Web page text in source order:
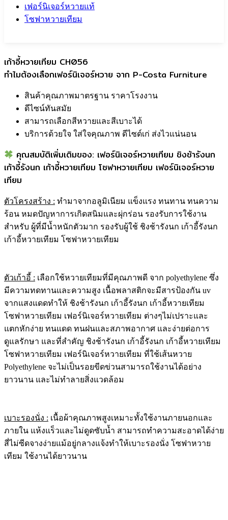
เฟอร์นิเจอร์หวายแท้
โซฟาหวายเทียม
เก้าอี้หวายเทียม CH056
ทำไมต้องเลือกเฟอร์นิเจอร์หวาย จาก P-Costa Furniture
สินค้าคุณภาพมาตรฐาน ราคาโรงงาน
ดีไซน์ทันสมัย
สามารถเลือกสีหวายและสีเบาะได้
บริการด้วยใจ ใส่ใจคุณภาพ ดีไซด์เก่ ส่งไวแน่นอน
คุณสมบัติเพิ่มเติมของ: เฟอร์นิเจอร์หวายเทียม ชิงช้ารังนก
เก้าอี้รังนก เก้าอี้หวายเทียม โซฟาหวายเทียม เฟอร์นิเจอร์หวาย
เทียม
ตัวโครงสร้าง : ทำมาจากอลูมิเนียม แข็งแรง ทนทาน ทนความ
ร้อน หมดปัญหาการเกิดสนิมและผุ่กร่อน รองรับการใช้งาน
สำหรับ ผู้ที่มีน้ำหนักตัวมาก รองรับผู้ใช้ ชิงช้ารังนก เก้าอี้รังนก
เก้าอี้หวายเทียม โซฟาหวายเทียม
ตัวเก้าอี้ : เลือกใช้หวายเทียมที่มีคุณภาพดี จาก polyethylene ซึ่ง
มีความทดทานและความสูง เนื้อพลาสติกจะมีสารป้องกัน uv
จากแสงแดดทำให้ ชิงช้ารังนก เก้าอี้รังนก เก้าอี้หวายเทียม
โซฟาหวายเทียม เฟอร์นิเจอร์หวายเทียม ต่างๆไม่เปราะและ
แตกหักง่าย ทนแดด ทนฝนและสภาพอากาศ และง่ายต่อการ
ดูแลรักษา และที่สำคัญ ชิงช้ารังนก เก้าอี้รังนก เก้าอี้หวายเทียม
โซฟาหวายเทียม เฟอร์นิเจอร์หวายเทียม ที่ใช้เส้นหวาย
Polyethylene จะไม่เป็นรอยขีดข่วนสามารถใช้งานได้อย่าง
ยาวนาน และไม่ทำลายสิ่งแวดล้อม
เบาะรองนั่ง : เนื้อผ้าคุณภาพสูงเหมาะทั้งใช้งานภายนอกและ
ภายใน แห้งแร็วและไม่ดูดซับน้ำ สามารถทำความสะอาดได้ง่าย
สี่ไม่ซีดจางง่ายแม้อยู่กลางแจ้งทำให้เบาะรองนั่ง โซฟาหวาย
เทียม ใช้งานได้ยาวนาน